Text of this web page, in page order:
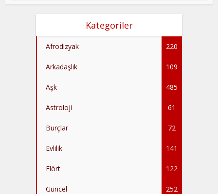
Kategoriler
Afrodizyak 220
Arkadaşlık 109
Aşk 485
Astroloji 61
Burçlar 72
Evlilik 141
Flört 122
Güncel 252